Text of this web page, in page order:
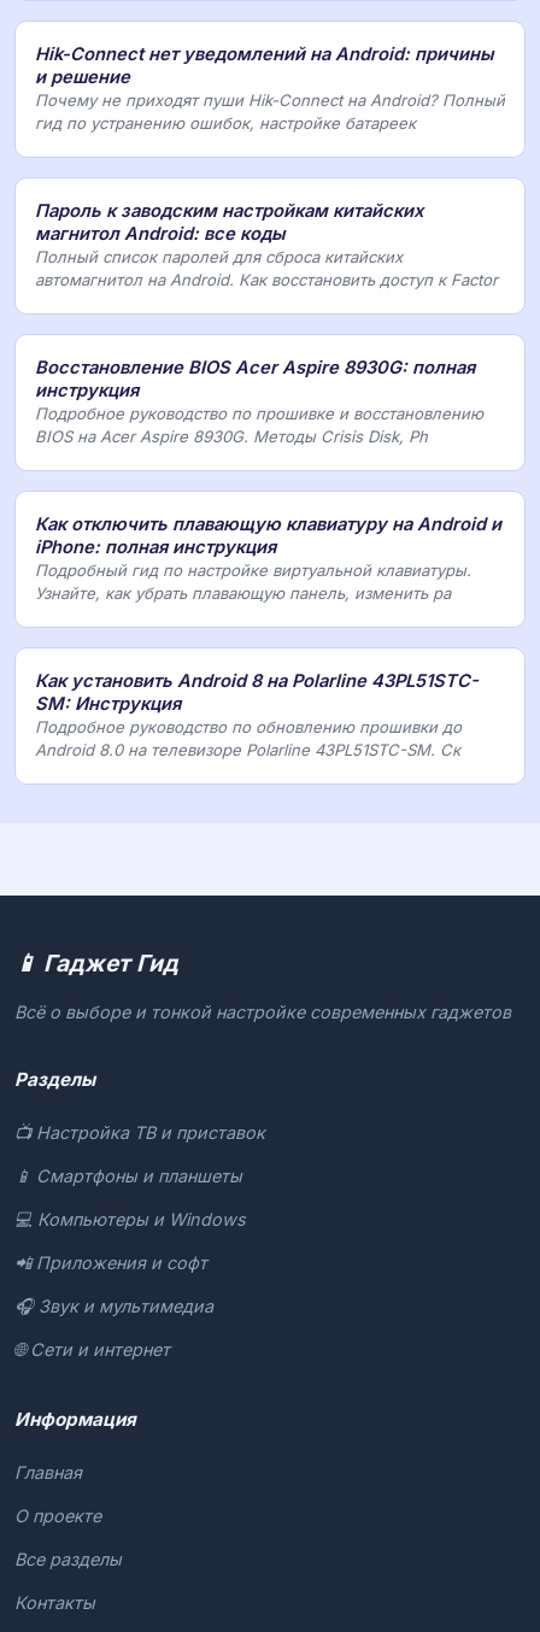
Hik-Connect нет уведомлений на Android: причины
и решение
Почему не приходят пуши Hik-Connect на Android? Полный
гид по устранению ошибок, настройке батареек
Пароль к заводским настройкам китайских
магнитол Android: все коды
Полный список паролей для сброса китайских
автомагнитол на Android. Как восстановить доступ к Factor
Восстановление BIOS Acer Aspire 8930G: полная
инструкция
Подробное руководство по прошивке и восстановлению
BIOS на Acer Aspire 8930G. Методы Crisis Disk, Ph
Как отключить плавающую клавиатуру на Android и
iPhone: полная инструкция
Подробный гид по настройке виртуальной клавиатуры.
Узнайте, как убрать плавающую панель, изменить ра
Как установить Android 8 на Polarline 43PL51STC-
SM: Инструкция
Подробное руководство по обновлению прошивки до
Android 8.0 на телевизоре Polarline 43PL51STC-SM. Ск
📱 Гаджет Гид
Всё о выборе и тонкой настройке современных гаджетов
Разделы
📺 Настройка ТВ и приставок
📱 Смартфоны и планшеты
💻 Компьютеры и Windows
📲 Приложения и софт
🎧 Звук и мультимедиа
🌐 Сети и интернет
Информация
Главная
О проекте
Все разделы
Контакты